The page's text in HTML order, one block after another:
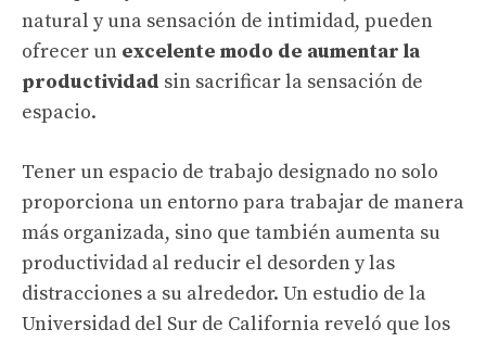
natural y una sensación de intimidad, pueden
ofrecer un excelente modo de aumentar la
productividad sin sacrificar la sensación de
espacio.
Tener un espacio de trabajo designado no solo
proporciona un entorno para trabajar de manera
más organizada, sino que también aumenta su
productividad al reducir el desorden y las
distracciones a su alrededor. Un estudio de la
Universidad del Sur de California reveló que los